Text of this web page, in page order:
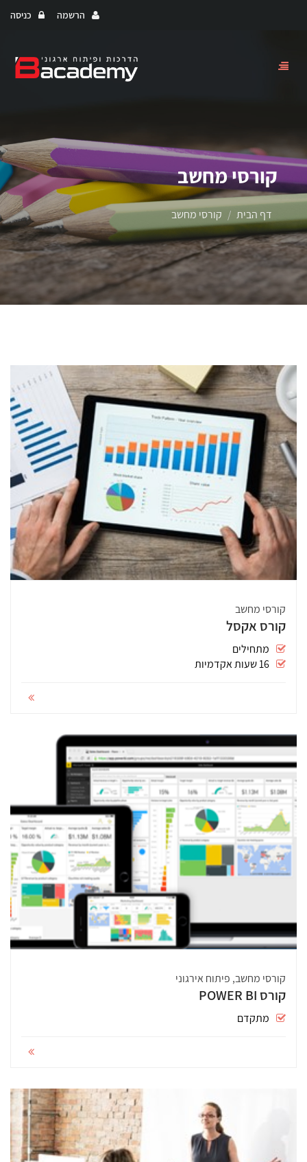
הרשמה כניסה
Toggle
קורסי מחשב
דף הבית קורסי מחשב
קורסי מחשב
קורס אקסל
מתחילים
16 שעות אקדמיות
קורסי מחשב, פיתוח אירגוני
קורס POWER BI
מתקדם